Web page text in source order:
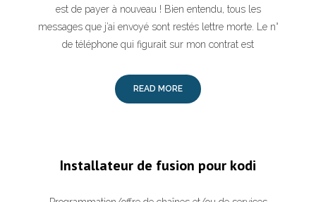
est de payer à nouveau ! Bien entendu, tous les
messages que j’ai envoyé sont restés lettre morte. Le n°
de téléphone qui figurait sur mon contrat est
READ MORE
Installateur de fusion pour kodi